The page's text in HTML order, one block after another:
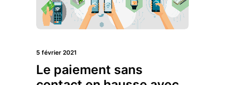
5 février 2021
Le paiement sans